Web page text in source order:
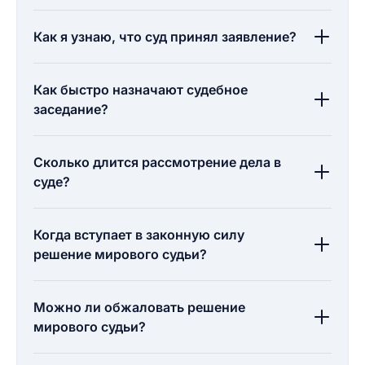
Как я узнаю, что суд принял заявление?
Как быстро назначают судебное
заседание?
Сколько длится рассмотрение дела в
суде?
Когда вступает в законную силу
решение мирового судьи?
Можно ли обжаловать решение
мирового судьи?